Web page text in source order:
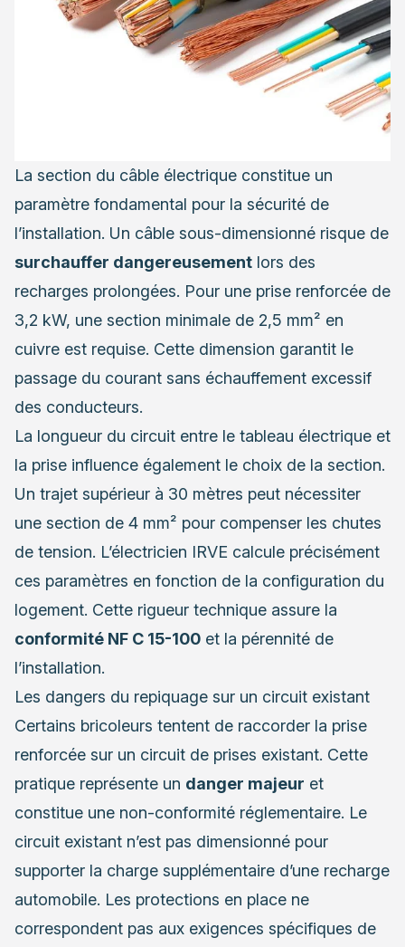
La section du câble électrique constitue un
paramètre fondamental pour la sécurité de
l’installation. Un câble sous-dimensionné risque de
surchauffer dangereusement lors des
recharges prolongées. Pour une prise renforcée de
3,2 kW, une section minimale de 2,5 mm² en
cuivre est requise. Cette dimension garantit le
passage du courant sans échauffement excessif
des conducteurs.
La longueur du circuit entre le tableau électrique et
la prise influence également le choix de la section.
Un trajet supérieur à 30 mètres peut nécessiter
une section de 4 mm² pour compenser les chutes
de tension. L’électricien IRVE calcule précisément
ces paramètres en fonction de la configuration du
logement. Cette rigueur technique assure la
conformité NF C 15-100 et la pérennité de
l’installation.
Les dangers du repiquage sur un circuit existant
Certains bricoleurs tentent de raccorder la prise
renforcée sur un circuit de prises existant. Cette
pratique représente un danger majeur et
constitue une non-conformité réglementaire. Le
circuit existant n’est pas dimensionné pour
supporter la charge supplémentaire d’une recharge
automobile. Les protections en place ne
correspondent pas aux exigences spécifiques de